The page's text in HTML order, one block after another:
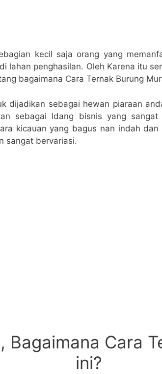
kecil saja orang yang
lahan penghasilan. Oleh Karena itu
bagaimana Cara Ternak Burung
dijadikan sebagai hewan piaraan
sebagai ldang bisnis yang sangat
kicauan yang bagus nan indah
sangat bervariasi.
Bagaimana Cara
ini?